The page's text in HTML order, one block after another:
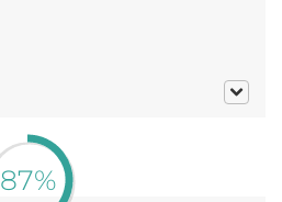
87%